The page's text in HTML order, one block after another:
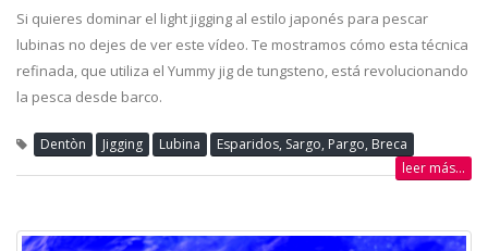
Si quieres dominar el light jigging al estilo japonés para pescar
lubinas no dejes de ver este vídeo. Te mostramos cómo esta técnica
refinada, que utiliza el Yummy jig de tungsteno, está revolucionando
la pesca desde barco.
Dentòn Jigging Lubina
Esparidos, Sargo, Pargo, Breca
leer más...